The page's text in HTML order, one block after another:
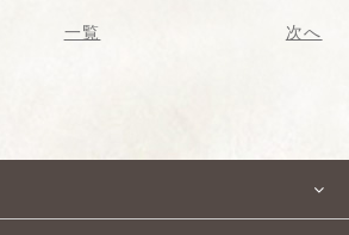
一覧 次へ